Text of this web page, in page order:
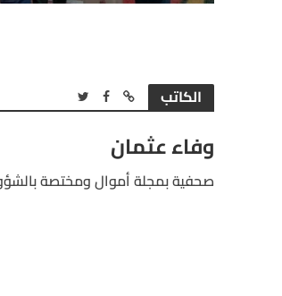
الكاتب
وفاء عثمان
صحفية بمجلة أموال ومختصة